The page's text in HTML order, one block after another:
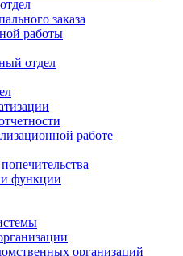
заказа
работы
отдел
работе
функции
организаций